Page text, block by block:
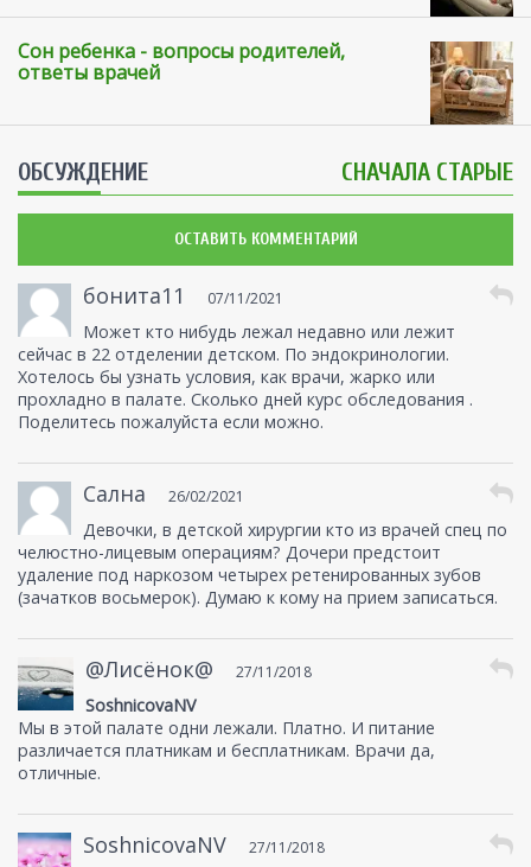
Сон ребенка - вопросы родителей,
ответы врачей
ОБСУЖДЕНИЕ СНАЧАЛА СТАРЫЕ
ОСТАВИТЬ КОММЕНТАРИЙ
бонита11 07/11/2021
Может кто нибудь лежал недавно или лежит
сейчас в 22 отделении детском. По эндокринологии.
Хотелось бы узнать условия, как врачи, жарко или
прохладно в палате. Сколько дней курс обследования .
Поделитесь пожалуйста если можно.
Сална 26/02/2021
Девочки, в детской хирургии кто из врачей спец по
челюстно-лицевым операциям? Дочери предстоит
удаление под наркозом четырех ретенированных зубов
(зачатков восьмерок). Думаю к кому на прием записаться.
@Лисёнок@ 27/11/2018
SoshnicovaNV
Мы в этой палате одни лежали. Платно. И питание
различается платникам и бесплатникам. Врачи да,
отличные.
SoshnicovaNV 27/11/2018